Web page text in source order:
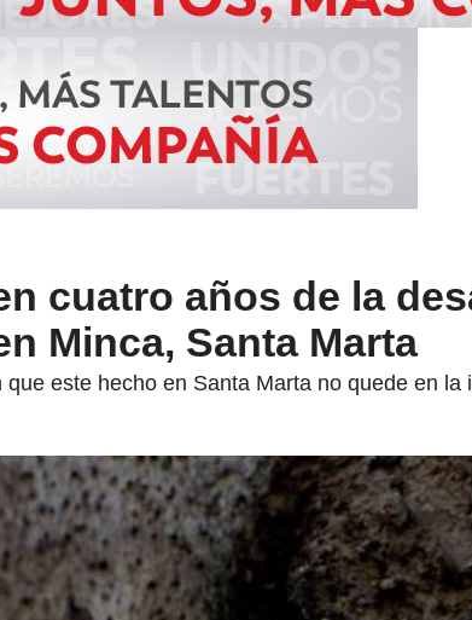
cuatro años de la
Minca, Santa Marta
que este hecho en Santa Marta no quede en la